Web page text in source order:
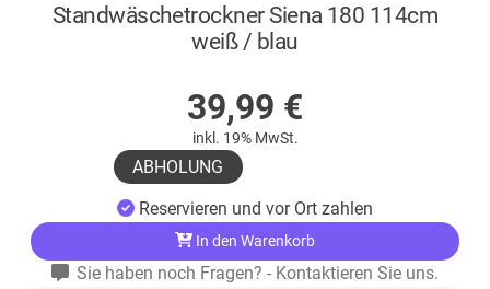
Standwäschetrockner Siena 180 114cm
weiß / blau
39,99 €
inkl. 19% MwSt.
ABHOLUNG
Reservieren und vor Ort zahlen
In den Warenkorb
Sie haben noch Fragen? - Kontaktieren Sie uns.